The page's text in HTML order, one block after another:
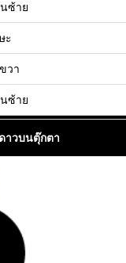
ซ้าย
ะ
วา
ซ้าย
าวบนตุ๊กตา